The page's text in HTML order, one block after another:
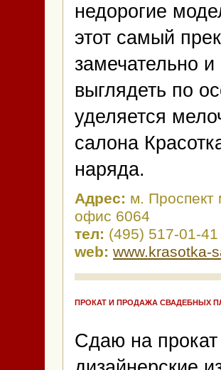
недорогие
этот самый
замечательно
выглядеть по
уделяется
салона
наряда.
Адрес: м. Проспект
офис 6064
тел: (495) 517-01-41
web: www.krasotka-
ПРОКАТ И ПРОДАЖА СВАДЕБНЫХ
Сдаю на